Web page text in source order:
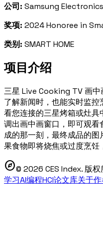
公司: Samsung
奖项: 2024 Honoree in
类别: SMART HOME
项目介绍
三星 Live Cooking TV 画
了解新闻时，也能实时监
看您连接的三星烤箱或灶
调出画中画窗口，即可观
成的那一刻，最终成品的
果食物即将烧焦或过度烹饪
explore© 2026 CES Index. 版权
学习AI编程HCI论文库关于